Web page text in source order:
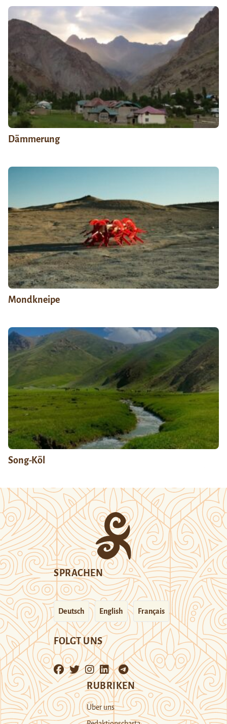
Dämmerung
Mondkneipe
Song-Köl
SPRACHEN
Deutsch English Français
FOLGT UNS
RUBRIKEN
Über uns